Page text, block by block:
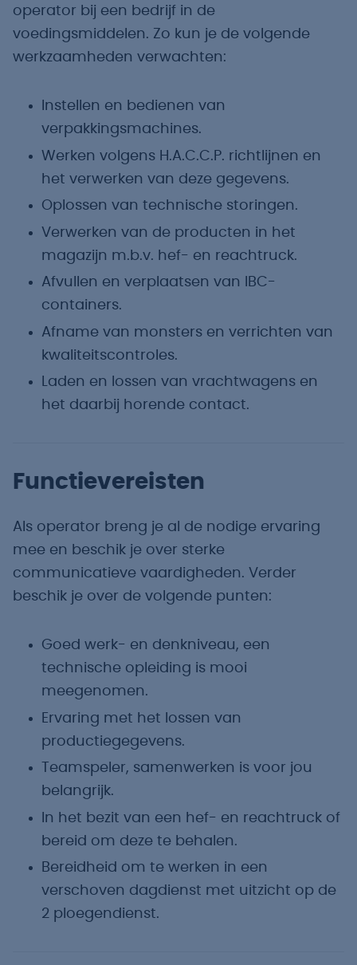
operator bij een bedrijf in de
voedingsmiddelen. Zo kun je de volgende
werkzaamheden verwachten:
Instellen en bedienen van
verpakkingsmachines.
Werken volgens H.A.C.C.P. richtlijnen en
het verwerken van deze gegevens.
Oplossen van technische storingen.
Verwerken van de producten in het
magazijn m.b.v. hef- en reachtruck.
Afvullen en verplaatsen van IBC-
containers.
Afname van monsters en verrichten van
kwaliteitscontroles.
Laden en lossen van vrachtwagens en
het daarbij horende contact.
Functievereisten
Als operator breng je al de nodige ervaring
mee en beschik je over sterke
communicatieve vaardigheden. Verder
beschik je over de volgende punten:
Goed werk- en denkniveau, een
technische opleiding is mooi
meegenomen.
Ervaring met het lossen van
productiegegevens.
Teamspeler, samenwerken is voor jou
belangrijk.
In het bezit van een hef- en reachtruck of
bereid om deze te behalen.
Bereidheid om te werken in een
verschoven dagdienst met uitzicht op de
2 ploegendienst.